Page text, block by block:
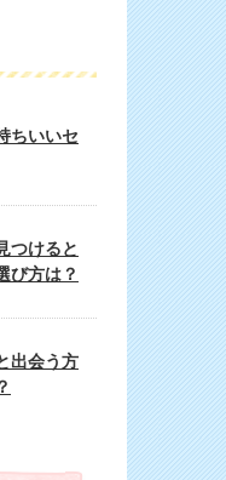
ちいいセ
つけると
び方は？
出会う方